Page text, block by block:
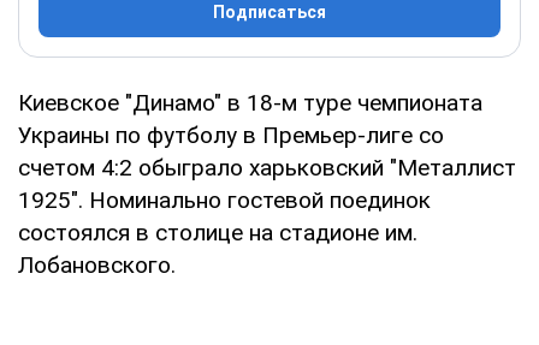
Подписаться
Киевское "Динамо" в 18-м туре чемпионата
Украины по футболу в Премьер-лиге со
счетом 4:2 обыграло харьковский "Металлист
1925". Номинально гостевой поединок
состоялся в столице на стадионе им.
Лобановского.